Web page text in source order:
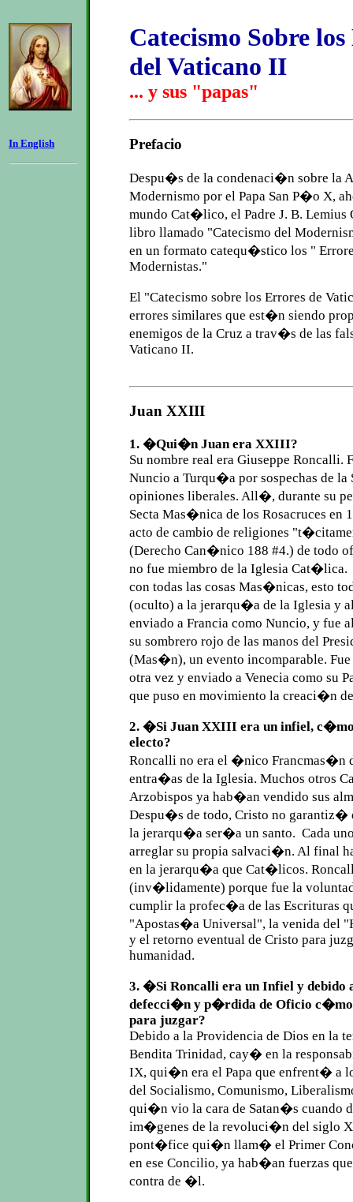
In English
Catecismo Sobre
del Vaticano II
... y sus "papas"
Prefacio
Despu�s de la condenaci�n sobre la
Modernismo por el Papa San P�o X,
mundo Cat�lico, el Padre J. B.
libro llamado "Catecismo del
en un formato catequ�stico los "
Modernistas."
El "Catecismo sobre los Errores de
errores similares que est�n siendo
enemigos de la Cruz a trav�s de las
Vaticano II.
Juan XXIII
1. �Qui�n Juan era XXIII?
Su nombre real era Giuseppe Roncalli.
Nuncio a Turqu�a por sospechas de la
opiniones liberales. All�, durante su
Secta Mas�nica de los Rosacruces en
acto de cambio de religiones
(Derecho Can�nico 188 #4.) de todo
no fue miembro de la Iglesia Cat�lica.
con todas las cosas Mas�nicas, esto
(oculto) a la jerarqu�a de la Iglesia y
enviado a Francia como Nuncio, y
su sombrero rojo de las manos del
(Mas�n), un evento incomparable. Fue
otra vez y enviado a Venecia como su
que puso en movimiento la creaci�n
2. �Si Juan XXIII era un infiel,
electo?
Roncalli no era el �nico Francmas�n
entra�as de la Iglesia. Muchos otros
Arzobispos ya hab�an vendido sus
Despu�s de todo, Cristo no garantiz�
la jerarqu�a ser�a un santo. Cada
arreglar su propia salvaci�n. Al final
en la jerarqu�a que Cat�licos.
(inv�lidamente) porque fue la
cumplir la profec�a de las Escrituras
"Apostas�a Universal", la venida del
y el retorno eventual de Cristo para
humanidad.
3. �Si Roncalli era un Infiel y debido
defecci�n y p�rdida de Oficio c�mo
para juzgar?
Debido a la Providencia de Dios en la
Bendita Trinidad, cay� en la
IX, qui�n era el Papa que enfrent� a
del Socialismo, Comunismo,
qui�n vio la cara de Satan�s cuando
im�genes de la revoluci�n del siglo
pont�fice qui�n llam� el Primer
en ese Concilio, ya hab�an fuerzas
contra de �l.